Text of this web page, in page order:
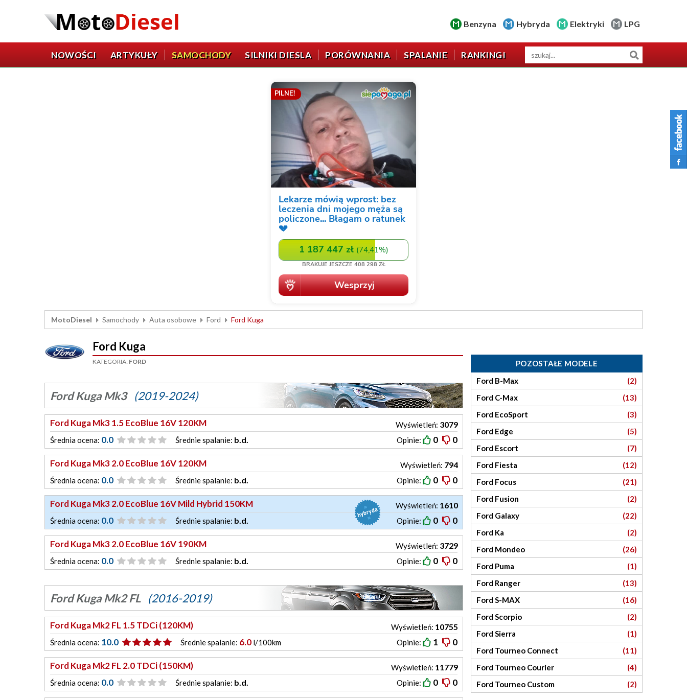
Benzyna Hybryda Elektryki LPG
NOWOŚCI ARTYKUŁY SAMOCHODY SILNIKI DIESLA PORÓWNANIA SPALANIE RANKINGI
MotoDiesel Samochody Auta osobowe Ford Ford Kuga
Ford Kuga
KATEGORIA: FORD
Ford Kuga Mk3 (2019-2024)
Ford Kuga Mk3 1.5 EcoBlue 16V 120KM
Średnia ocena: 0.0 Średnie spalanie: b.d. Opinie: 0 0
Wyświetleń: 3079
Ford Kuga Mk3 2.0 EcoBlue 16V 120KM
Średnia ocena: 0.0 Średnie spalanie: b.d. Opinie: 0 0
Wyświetleń: 794
Ford Kuga Mk3 2.0 EcoBlue 16V Mild Hybrid 150KM
Średnia ocena: 0.0 Średnie spalanie: b.d. Opinie: 0 0
Wyświetleń: 1610
Ford Kuga Mk3 2.0 EcoBlue 16V 190KM
Średnia ocena: 0.0 Średnie spalanie: b.d. Opinie: 0 0
Wyświetleń: 3729
Ford Kuga Mk2 FL (2016-2019)
Ford Kuga Mk2 FL 1.5 TDCi (120KM)
Średnia ocena: 10.0 Średnie spalanie: 6.0 l/100km Opinie: 1 0
Wyświetleń: 10755
Ford Kuga Mk2 FL 2.0 TDCi (150KM)
Średnia ocena: 0.0 Średnie spalanie: b.d. Opinie: 0 0
Wyświetleń: 11779
POZOSTAŁE MODELE
Ford B-Max
(2)
Ford C-Max
(13)
Ford EcoSport
(3)
Ford Edge
(5)
Ford Escort
(7)
Ford Fiesta
(12)
Ford Focus
(21)
Ford Fusion
(2)
Ford Galaxy
(22)
Ford Ka
(2)
Ford Mondeo
(26)
Ford Puma
(1)
Ford Ranger
(13)
Ford S-MAX
(16)
Ford Scorpio
(2)
Ford Sierra
(1)
Ford Tourneo Connect
(11)
Ford Tourneo Courier
(4)
Ford Tourneo Custom
(2)